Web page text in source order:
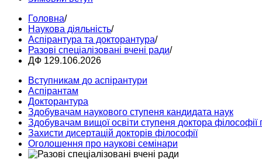
Головна/
Наукова діяльність/
Аспірантура та докторантура/
Разові спеціалізовані вчені ради/
ДФ 129.106.2026
Вступникам до аспірантури
Аспірантам
Докторантура
Здобувачам наукового ступеня кандидата наук
Здобувачам вищої освіти ступеня доктора філософії
Захисти дисертацій докторів філософії
Оголошення про наукові семінари